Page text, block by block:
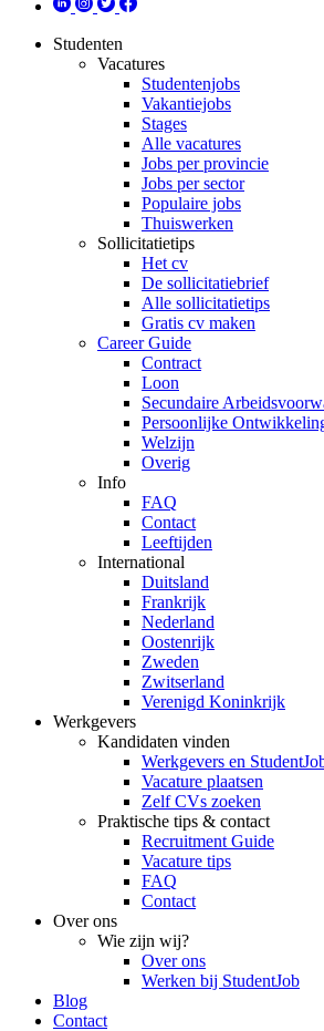
Studenten
Vacatures
Studentenjobs
Vakantiejobs
Stages
Alle vacatures
Jobs per provincie
Jobs per sector
Populaire jobs
Thuiswerken
Sollicitatietips
Het cv
De sollicitatiebrief
Alle sollicitatietips
Gratis cv maken
Career Guide
Contract
Loon
Secundaire
Persoonlijke
Welzijn
Overig
Info
FAQ
Contact
Leeftijden
International
Duitsland
Frankrijk
Nederland
Oostenrijk
Zweden
Zwitserland
Verenigd Koninkrijk
Werkgevers
Kandidaten vinden
Werkgevers en
Vacature plaatsen
Zelf CVs zoeken
Praktische tips & contact
Recruitment Guide
Vacature tips
FAQ
Contact
Over ons
Wie zijn wij?
Over ons
Werken bij StudentJob
Blog
Contact